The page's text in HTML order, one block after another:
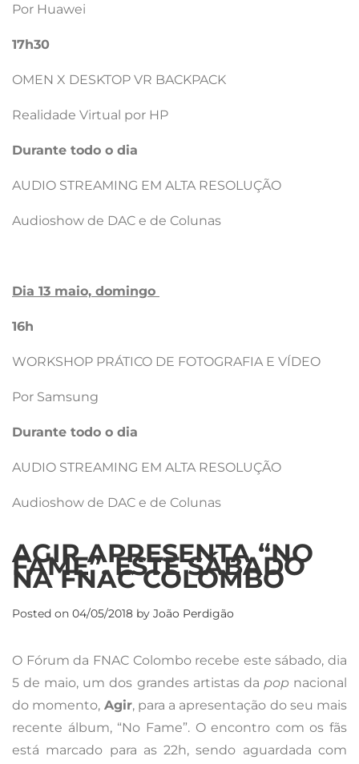
Por Huawei
17h30
OMEN X DESKTOP VR BACKPACK
Realidade Virtual por HP
Durante todo o dia
AUDIO STREAMING EM ALTA RESOLUÇÃO
Audioshow de DAC e de Colunas
Dia 13 maio, domingo
16h
WORKSHOP PRÁTICO DE FOTOGRAFIA E VÍDEO
Por Samsung
Durante todo o dia
AUDIO STREAMING EM ALTA RESOLUÇÃO
Audioshow de DAC e de Colunas
AGIR APRESENTA “NO
FAME”, ESTE SÁBADO
NA FNAC COLOMBO
Posted on 04/05/2018 by João Perdigão
O Fórum da FNAC Colombo recebe este sábado, dia
5 de maio, um dos grandes artistas da pop nacional
do momento, Agir, para a apresentação do seu mais
recente álbum, “No Fame”. O encontro com os fãs
está marcado para as 22h, sendo aguardada com